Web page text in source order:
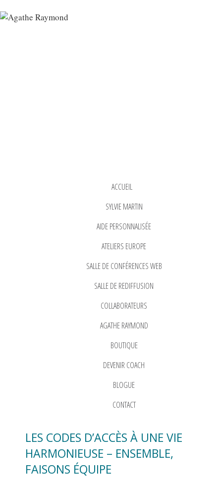
ACCUEIL
SYLVIE MARTIN
AIDE PERSONNALISÉE
ATELIERS EUROPE
SALLE DE CONFÉRENCES WEB
SALLE DE REDIFFUSION
COLLABORATEURS
AGATHE RAYMOND
BOUTIQUE
DEVENIR COACH
BLOGUE
CONTACT
LES CODES D’ACCÈS À UNE VIE
HARMONIEUSE – ENSEMBLE,
FAISONS ÉQUIPE